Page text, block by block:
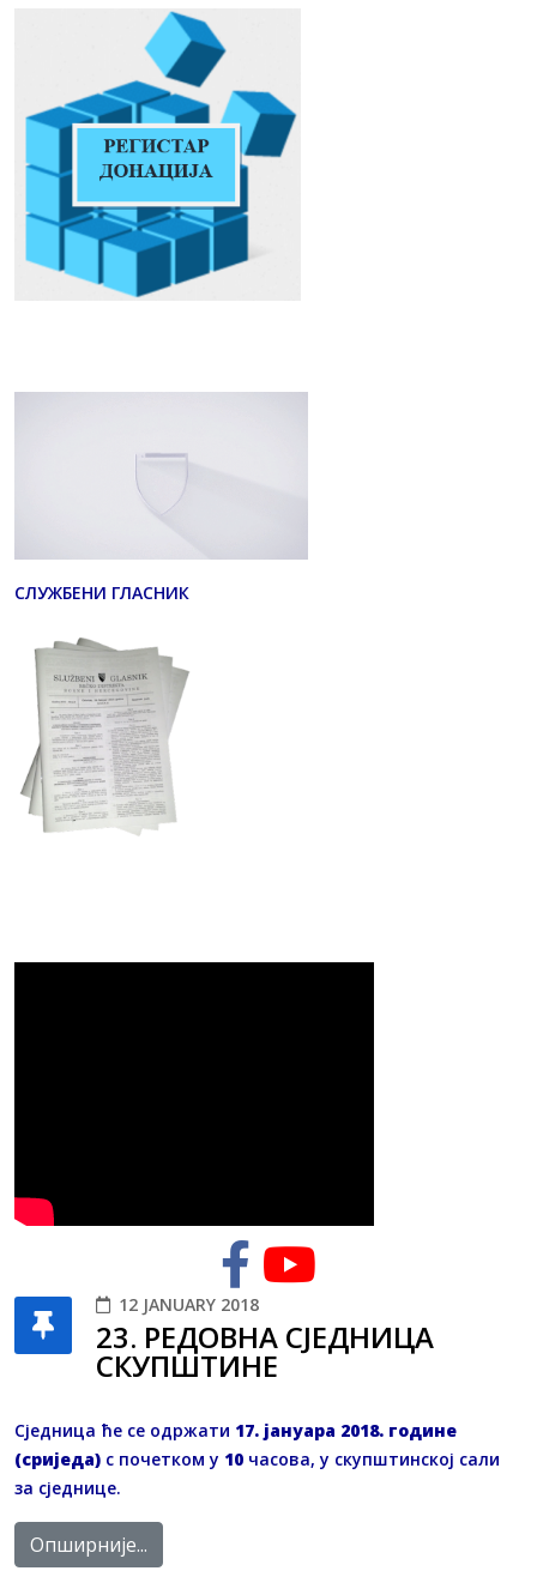
СЛУЖБЕНИ ГЛАСНИК
12 JANUARY 2018
23. РЕДОВНA СЈЕДНИЦA
СКУПШТИНЕ
Сједница ће се одржати 17. јануара 2018. године
(сриједа) с почетком у 10 часова, у скупштинској сали
за сједнице.
Опширније...